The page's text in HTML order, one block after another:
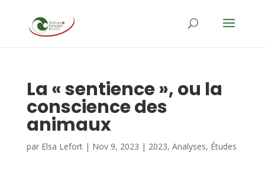
La « sentience », ou la
conscience des
animaux
par Elsa Lefort| Nov 9, 2023 | 2023, Analyses, Études